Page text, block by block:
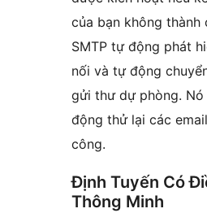
của bạn không thành
SMTP tự động phát
nối và tự động
gửi thư dự phòng.
động thử lại các
công.
Định Tuyến Có
Thông Minh